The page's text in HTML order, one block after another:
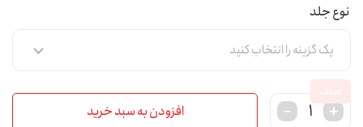
نوع جلد
افزودن به سبد خرید